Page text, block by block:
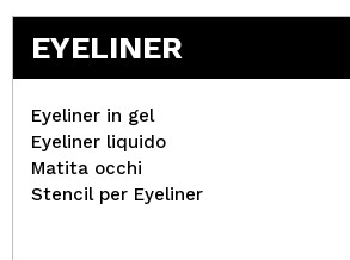
EYELINER
Eyeliner in gel
Eyeliner liquido
Matita occhi
Stencil per Eyeliner